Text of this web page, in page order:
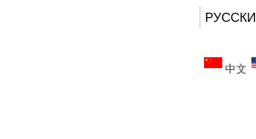
中文